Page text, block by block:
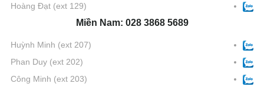
Hoàng Đạt (ext 129)
Miền Nam: 028 3868 5689
Huỳnh Minh (ext 207)
Phan Duy (ext 202)
Công Minh (ext 203)